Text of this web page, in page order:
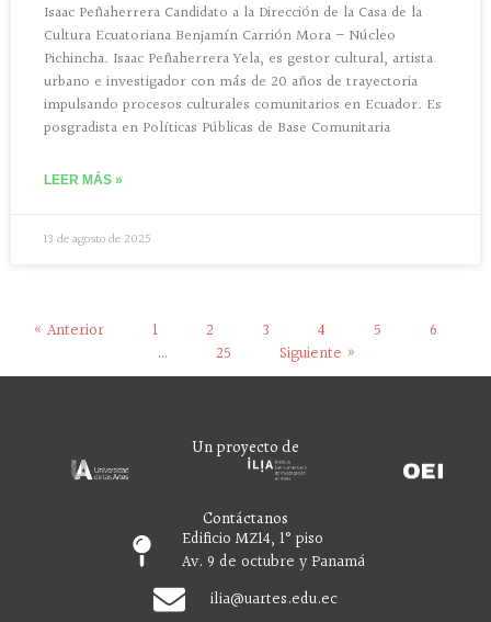
Isaac Peñaherrera Candidato a la Dirección de la Casa de la
Cultura Ecuatoriana Benjamín Carrión Mora – Núcleo
Pichincha. Isaac Peñaherrera Yela, es gestor cultural, artista
urbano e investigador con más de 20 años de trayectoria
impulsando procesos culturales comunitarios en Ecuador. Es
posgradista en Políticas Públicas de Base Comunitaria
LEER MÁS »
13 de agosto de 2025
« Anterior 1 2 3 4 5
6
…
25 Siguiente »
Un proyecto de
Contáctanos
Edificio MZ14, 1° piso
Av. 9 de octubre y Panamá
ilia@uartes.edu.ec